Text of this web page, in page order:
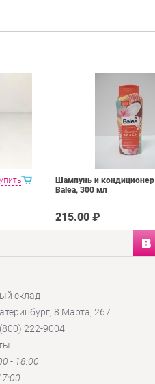
Шампунь и кондиционер
Balea, 300 мл
215.00 ₽
склад
8 Марта, 267
222-9004
- 18:00